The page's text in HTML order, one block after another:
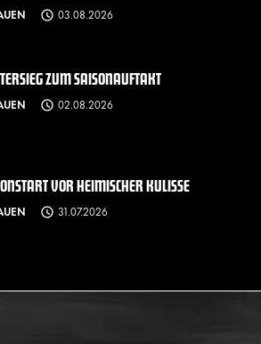
03.08.2026
ZUM SAISONAUFTAKT
02.08.2026
VOR HEIMISCHER KULISSE
31.07.2026